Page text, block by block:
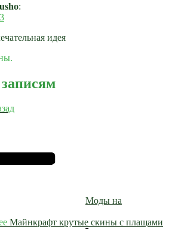
:
идея
Моды на
Майнкрафт крутые скины с плащами